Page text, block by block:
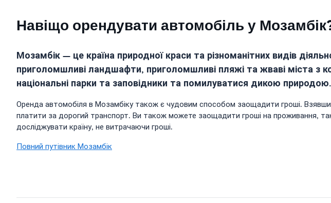
Навіщо орендувати автомобіль у
Мозамбік — це країна природної краси та різноманітних видів
приголомшливі ландшафти, приголомшливі пляжі та жваві міста з
національні парки та заповідники та помилуватися дикою природою.
Оренда автомобіля в Мозамбіку також є чудовим способом заощадити гроші.
платити за дорогий транспорт. Ви також можете заощадити гроші на проживання,
досліджувати країну, не витрачаючи гроші.
Повний путівник Мозамбік